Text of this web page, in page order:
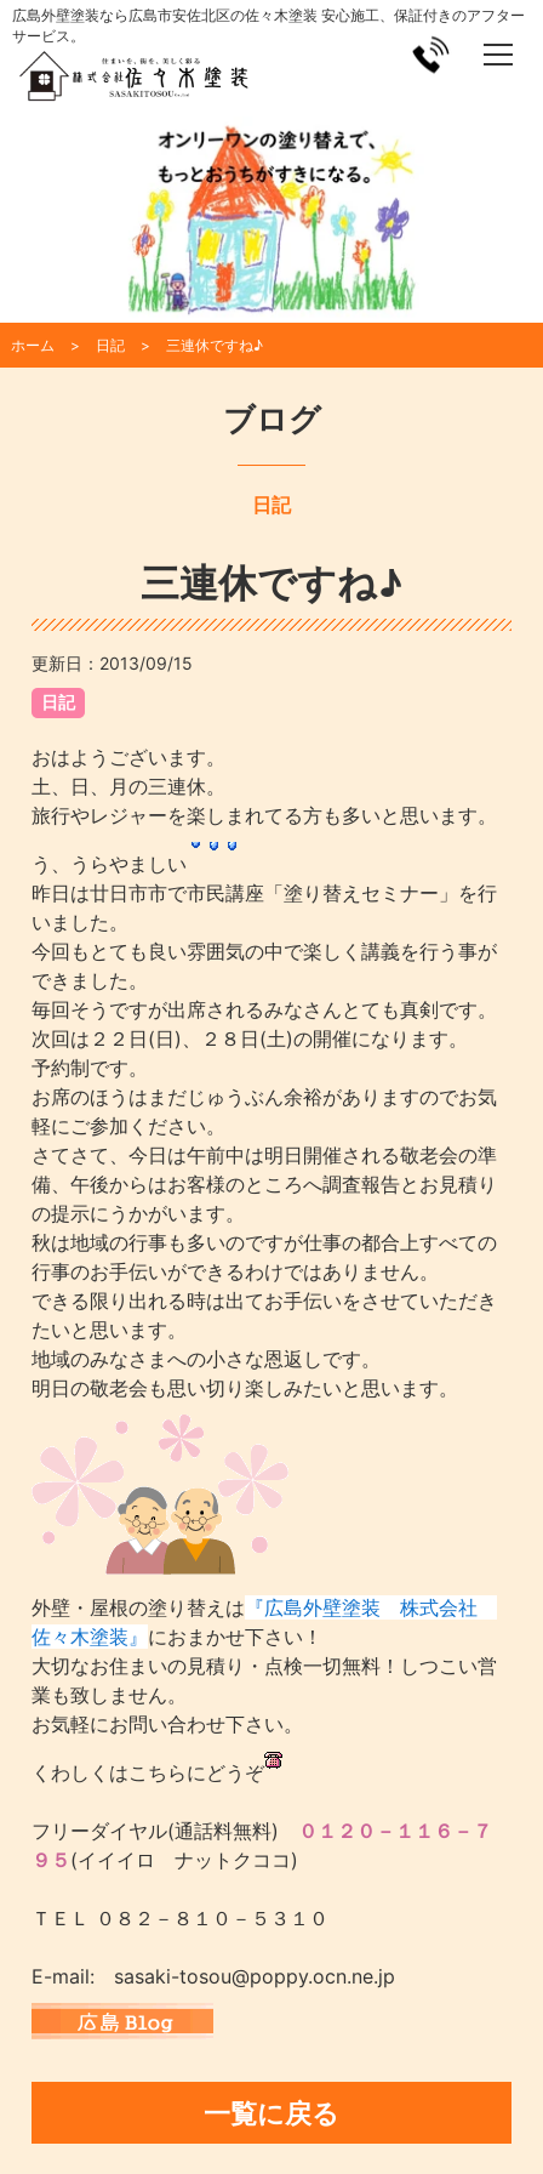
広島外壁塗装なら広島市安佐北区の佐々木塗装 安心施工、保証付きのアフター
サービス。
ホーム 日記 三連休ですね♪
ブログ
日記
三連休ですね♪
更新日： 2013/09/15
日記
おはようございます。
土、日、月の三連休。
旅行やレジャーを楽しまれてる方も多いと思います。
う、うらやましい
昨日は廿日市市で市民講座「塗り替えセミナー」を行
いました。
今回もとても良い雰囲気の中で楽しく講義を行う事が
できました。
毎回そうですが出席されるみなさんとても真剣です。
次回は２２日(日)、２８日(土)の開催になります。
予約制です。
お席のほうはまだじゅうぶん余裕がありますのでお気
軽にご参加ください。
さてさて、今日は午前中は明日開催される敬老会の準
備、午後からはお客様のところへ調査報告とお見積り
の提示にうかがいます。
秋は地域の行事も多いのですが仕事の都合上すべての
行事のお手伝いができるわけではありません。
できる限り出れる時は出てお手伝いをさせていただき
たいと思います。
地域のみなさまへの小さな恩返しです。
明日の敬老会も思い切り楽しみたいと思います。
外壁・屋根の塗り替えは 『広島外壁塗装 株式会社
佐々木塗装』 におまかせ下さい！
大切なお住まいの見積り・点検一切無料！しつこい営
業も致しません。
お気軽にお問い合わせ下さい。
くわしくはこちらにどうぞ
フリーダイヤル(通話料無料)
０１２０－１１６－７
９５ (イイイロ ナットクココ)
ＴＥＬ ０８２－８１０－５３１０
E-mail: sasaki-tosou@poppy.ocn.ne.jp
一覧に戻る